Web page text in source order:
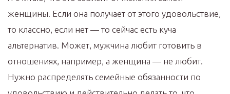
женщины. Если она получает от этого удовольствие,
то классно, если нет — то сейчас есть куча
альтернатив. Может, мужчина любит готовить в
отношениях, например, а женщина — не любит.
Нужно распределять семейные обязанности по